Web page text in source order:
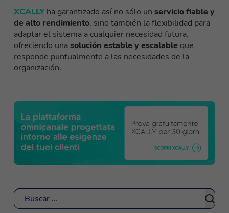
XCALLY ha garantizado así no sólo un servicio fiable y
de alto rendimiento, sino también la flexibilidad para
adaptar el sistema a cualquier necesidad futura,
ofreciendo unasolución estable y escalable que
responde puntualmente a las necesidades de la
organización.
Buscar